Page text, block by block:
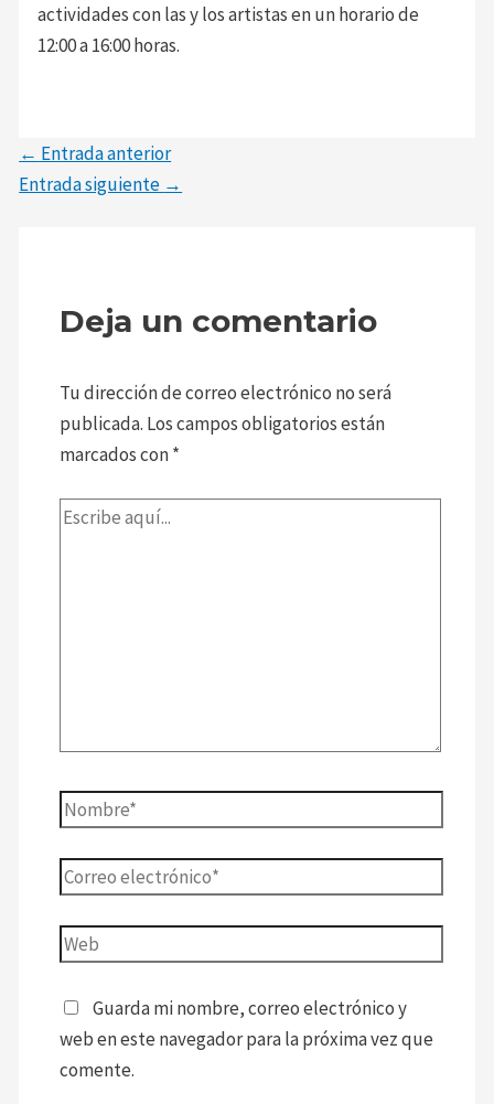
actividades con las y los artistas en un horario de
12:00 a 16:00 horas.
← Entrada anterior
Entrada siguiente →
Deja un comentario
Tu dirección de correo electrónico no será
publicada. Los campos obligatorios están
marcados con*
Guarda mi nombre, correo electrónico y
web en este navegador para la próxima vez que
comente.